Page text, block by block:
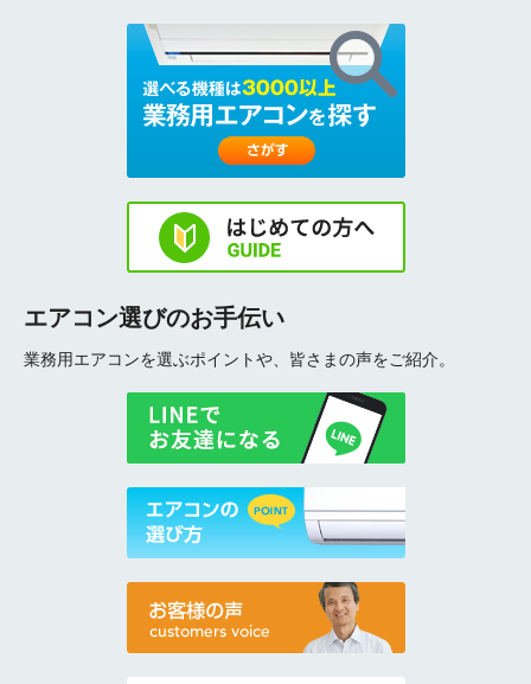
エアコン選びのお手伝い
業務用エアコンを選ぶポイントや、皆さまの声をご紹介。